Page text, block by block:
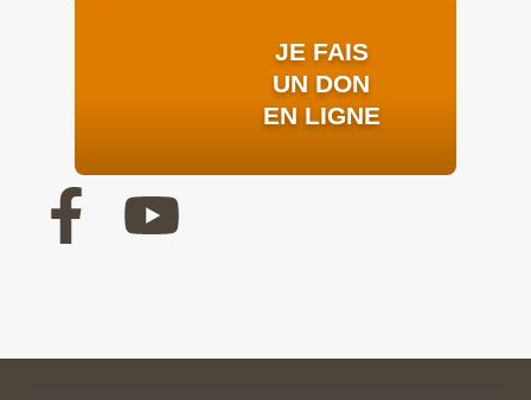
JE FAIS
UN DON
EN LIGNE